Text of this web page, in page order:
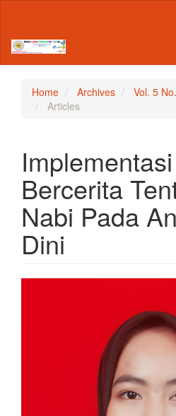
Content
Sidebar
Home Archives
Vol. 5
Articles
Bercerita
Nabi Pada
Dini